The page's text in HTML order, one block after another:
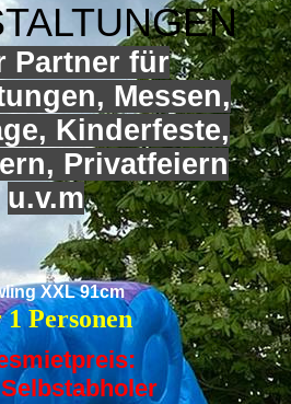
Partner für
Messen,
Kinderfeste,
Privatfeiern
u.v.m
XXL 91cm
Personen